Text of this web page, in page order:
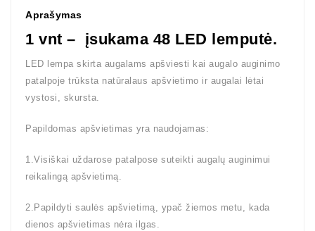
Aprašymas
1 vnt – įsukama 48 LED lemputė.
LED lempa skirta augalams apšviesti kai augalo auginimo
patalpoje trūksta natūralaus apšvietimo ir augalai lėtai
vystosi, skursta.
Papildomas apšvietimas yra naudojamas:
1.Visiškai uždarose patalpose suteikti augalų auginimui
reikalingą apšvietimą.
2.Papildyti saulės apšvietimą, ypač žiemos metu, kada
dienos apšvietimas nėra ilgas.